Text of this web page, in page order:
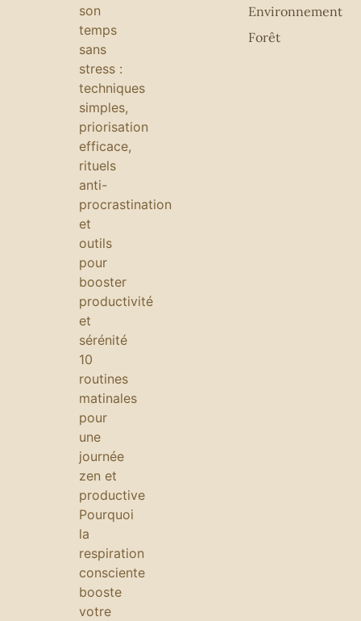
son
temps
sans
stress :
techniques
simples,
priorisation
efficace,
rituels
anti-
procrastination
et
outils
pour
booster
productivité
et
sérénité
10
routines
matinales
pour
une
journée
zen et
productive
Pourquoi
la
respiration
consciente
booste
votre
Environnement
Forêt